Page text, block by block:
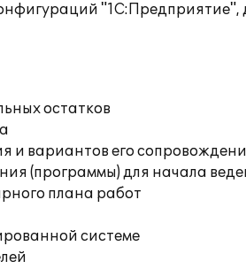
остатков
и вариантов его
(программы) для начала
плана работ
системе